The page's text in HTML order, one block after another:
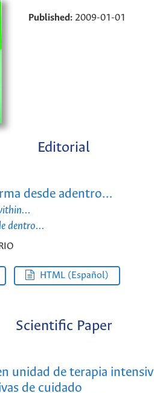
Published: 2009-01-01
Editorial
desde adentro…
dentro...
HTML (Español)
Scientific Paper
unidad de terapia
de cuidado